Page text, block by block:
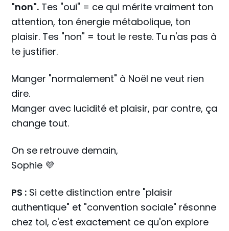
"non". Tes "oui" = ce qui mérite vraiment ton
attention, ton énergie métabolique, ton
plaisir. Tes "non" = tout le reste. Tu n'as pas à
te justifier.
Manger "normalement" à Noël ne veut rien
dire.
Manger avec lucidité et plaisir, par contre, ça
change tout.
On se retrouve demain,
Sophie 💜
PS : Si cette distinction entre "plaisir
authentique" et "convention sociale" résonne
chez toi, c'est exactement ce qu'on explore